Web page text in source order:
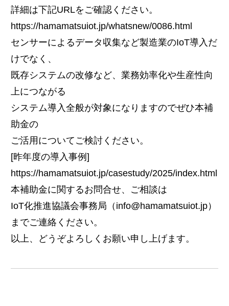
詳細は下記URLをご確認ください。
https://hamamatsuiot.jp/whatsnew/0086.html
センサーによるデータ収集など製造業のIoT導入だ
けでなく、
既存システムの改修など、業務効率化や生産性向
上につながる
システム導入全般が対象になりますのでぜひ本補
助金の
ご活用についてご検討ください。
[昨年度の導入事例]
https://hamamatsuiot.jp/casestudy/2025/index.html
本補助金に関するお問合せ、ご相談は
IoT化推進協議会事務局（info@hamamatsuiot.jp）
までご連絡ください。
以上、どうぞよろしくお願い申し上げます。